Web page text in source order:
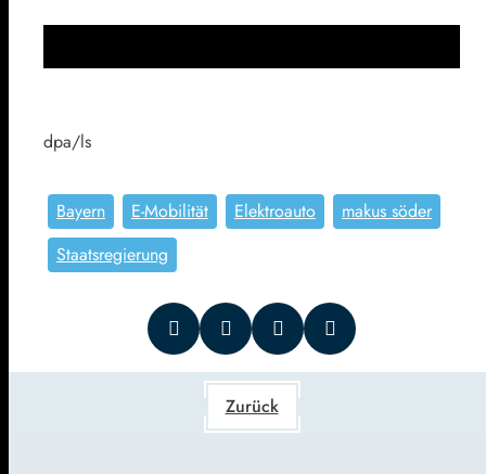
dpa/ls
Bayern E-Mobilität Elektroauto
makus söder
Staatsregierung
Zurück